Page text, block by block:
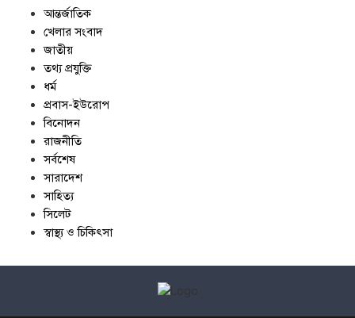
আন্তর্জাতিক
খেলার সংবাদ
জাতীয়
তথ্য প্রযুক্তি
ধর্ম
প্রবাস-ইউরোপ
বিনোদন
রাজনীতি
সর্বশেষ
সারাদেশ
সাহিত্য
সিলেট
স্বাস্থ্য ও চিকিৎসা